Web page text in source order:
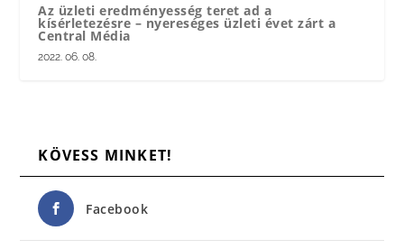
Az üzleti eredményesség teret ad a
kísérletezésre – nyereséges üzleti évet zárt a
Central Média
2022. 06. 08.
KÖVESS MINKET!
Facebook